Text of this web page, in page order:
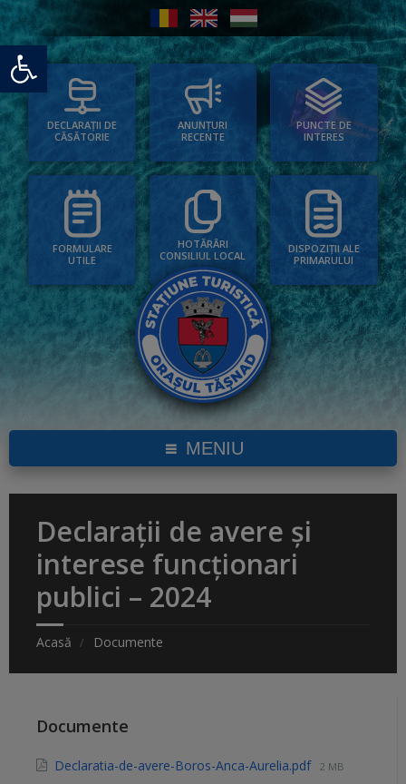
Deschide bara de unelte
DECLARAȚII DE
CĂSĂTORIE
ANUNȚURI
RECENTE
PUNCTE DE
INTERES
FORMULARE
UTILE
HOTĂRÂRI
CONSILIUL LOCAL
DISPOZIȚII ALE
PRIMARULUI
MENIU
Declarații de avere și
interese funcționari
publici – 2024
Acasă Documente
Documente
Declaratia-de-avere-Boros-Anca-Aurelia.pdf 2 MB